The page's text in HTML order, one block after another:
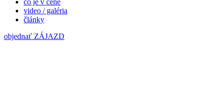
video / galéria
články
objednať ZÁJAZD